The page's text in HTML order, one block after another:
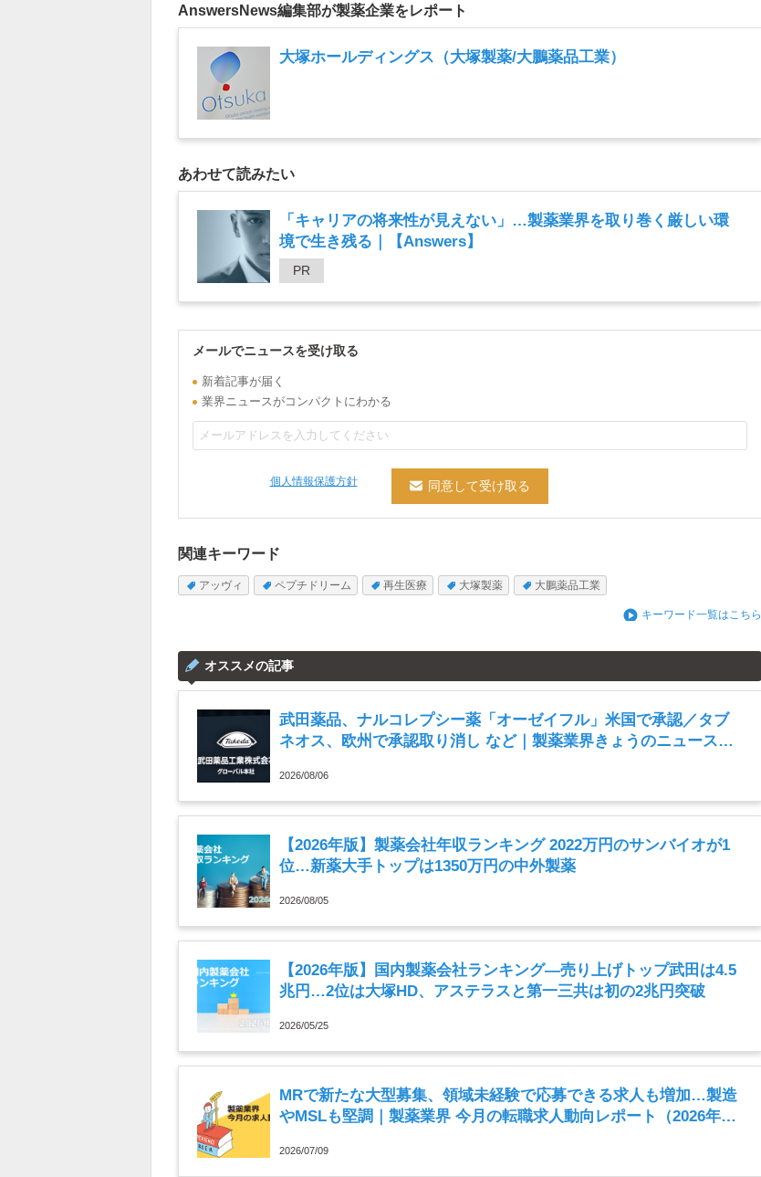
AnswersNews編集部が製薬企業をレポート
大塚ホールディングス（大塚製薬/大鵬薬品工業）
あわせて読みたい
「キャリアの将来性が見えない」…製薬業界を取り巻く厳しい環
境で生き残る｜【Answers】
PR
メールでニュースを受け取る
新着記事が届く
業界ニュースがコンパクトにわかる
個人情報保護方針
関連キーワード
アッヴィ ペプチドリーム 再生医療 大塚製薬 大鵬薬品工業
キーワード一覧はこちら
オススメの記事
武田薬品、ナルコレプシー薬「オーゼイフル」米国で承認／タブ
ネオス、欧州で承認取り消し など｜製薬業界きょうのニュースま
2026/08/06
【2026年版】製薬会社年収ランキング 2022万円のサンバイオが1
位…新薬大手トップは1350万円の中外製薬
2026/08/05
【2026年版】国内製薬会社ランキング―売り上げトップ武田は4.5
兆円…2位は大塚HD、アステラスと第一三共は初の2兆円突破
2026/05/25
MRで新たな大型募集、領域未経験で応募できる求人も増加…製造
やMSLも堅調｜製薬業界 今月の転職求人動向レポート（2026年7
2026/07/09